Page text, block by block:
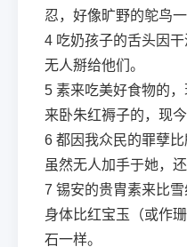
忍，好像旷野的鸵鸟一
4 吃奶孩子的舌头因
无人掰给他们。
5 素来吃美好食物的
来卧朱红褥子的，现今
6 都因我众民的罪孽
虽然无人加手于她，
7 锡安的贵胄素来比
身体比红宝玉（或作
石一样。